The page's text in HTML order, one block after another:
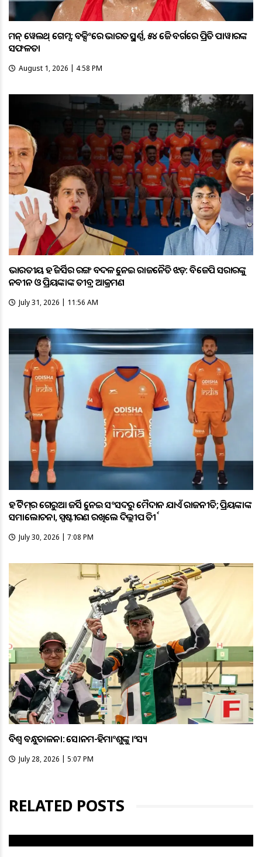
କମନ୍ ୱେଲଥ୍ ଗେମ୍ସ: ବକ୍ସିଂରେ ଭାରତକୁ ସ୍ବର୍ଣ୍ଣ, ୫୪ କେଜି ବର୍ଗରେ ପ୍ରିତି ପାୱାରଙ୍କ
ସଫଳତା
August 1, 2026 | 4:58 PM
ଭାରତୀୟ ହକି ଜର୍ସିର ରଙ୍ଗ ବଦଳକୁ ନେଇ ରାଜନୈତିକ ଝଡ଼: ବିଜେପି ସରକାରଙ୍କୁ
ନବୀନ ଓ ପ୍ରିୟଙ୍କାଙ୍କ ତୀବ୍ର ଆକ୍ରମଣ
July 31, 2026 | 11:56 AM
ହକି ଟିମ୍‌ର ଗେରୁଆ ଜର୍ସିକୁ ନେଇ ସଂସଦରୁ ମୈଦାନ ଯାଏଁ ରାଜନୀତି; ପ୍ରିୟଙ୍କାଙ୍କ
ସମାଲୋଚନା, ସ୍ପଷ୍ଟୀକରଣ ରଖିଲେ ଦିଲ୍ଲୀପ ତିର୍କୀ
July 30, 2026 | 7:08 PM
ବିଶ୍ବ ବନ୍ଧୁକଚାଳନା: ସୋନମ-ହିମାଂଶୁଙ୍କୁ କାଂସ୍ୟ
July 28, 2026 | 5:07 PM
RELATED POSTS